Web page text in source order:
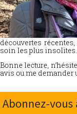
découvertes
soin les plus insolites.
Bonne lecture,
avis ou me demander
Abonnez-vous